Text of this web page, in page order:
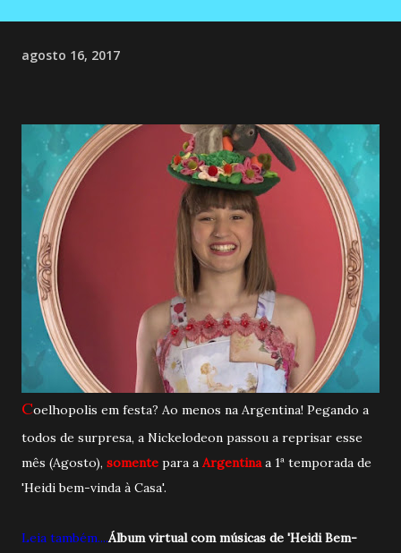
agosto 16, 2017
Coelhopolis em festa? Ao menos na Argentina! Pegando a
todos de surpresa, a Nickelodeon passou a reprisar esse
mês (Agosto), somente para a Argentina a 1ª temporada de
'Heidi bem-vinda à Casa'.
Leia também....Álbum virtual com músicas de 'Heidi Bem-